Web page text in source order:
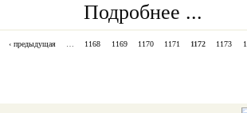
Подробнее ...
‹ предыдущая … 1168 1169 1170 1171 1172 1173